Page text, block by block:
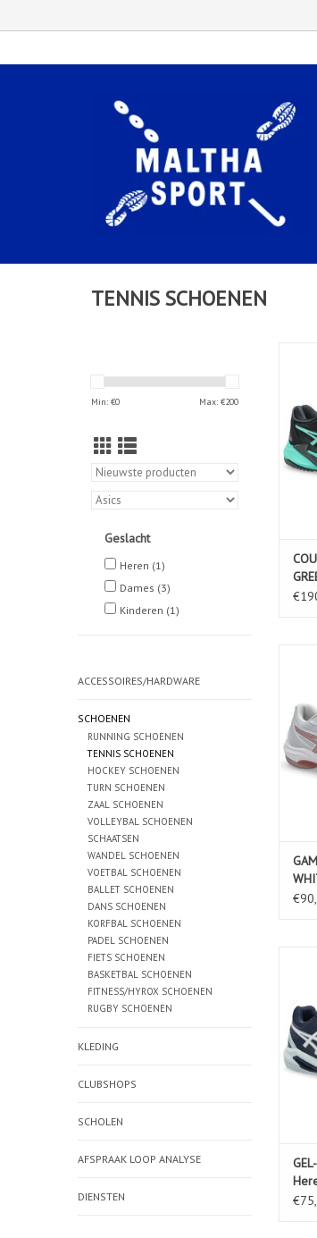
TENNIS SCHOENEN
Min: €0 Max: €200
Geslacht
Heren (1)
Dames (3)
Kinderen (1)
ACCESSOIRES/HARDWARE
SCHOENEN
RUNNING SCHOENEN
TENNIS SCHOENEN
HOCKEY SCHOENEN
TURN SCHOENEN
ZAAL SCHOENEN
VOLLEYBAL SCHOENEN
SCHAATSEN
WANDEL SCHOENEN
VOETBAL SCHOENEN
BALLET SCHOENEN
DANS SCHOENEN
KORFBAL SCHOENEN
PADEL SCHOENEN
FIETS SCHOENEN
BASKETBAL SCHOENEN
FITNESS/HYROX SCHOENEN
RUGBY SCHOENEN
KLEDING
CLUBSHOPS
SCHOLEN
AFSPRAAK LOOP ANALYSE
DIENSTEN